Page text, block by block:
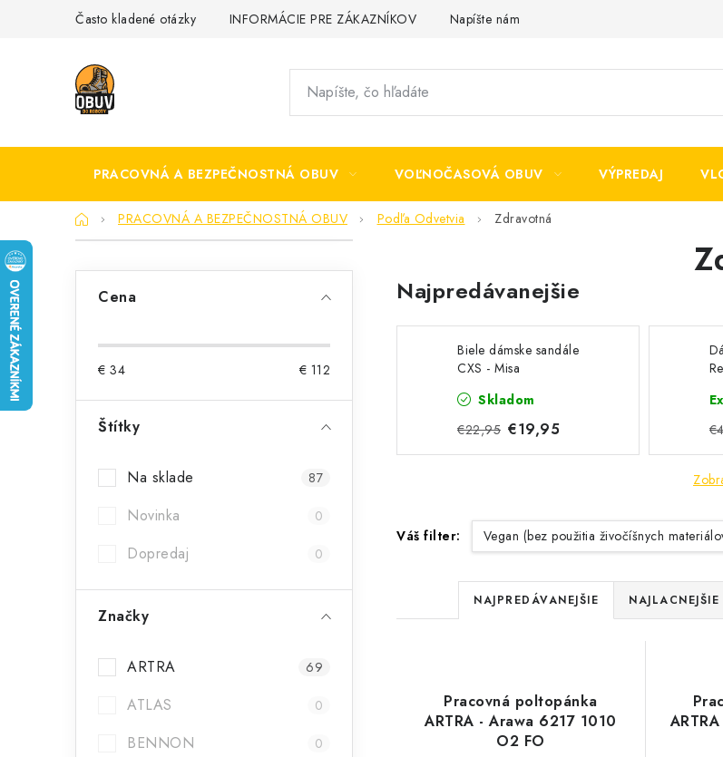
Často kladené otázky INFORMÁCIE PRE ZÁKAZNÍKOV Napíšte nám
PRACOVNÁ A BEZPEČNOSTNÁ OBUV VOĽNOČASOVÁ OBUV VÝPREDAJ
DomovPRACOVNÁ A BEZPEČNOSTNÁ OBUV Podľa Odvetvia Zdravotná
B
ý
Cena
€ 34 € 112
Štítky
Na sklade 87
Novinka 0
Dopredaj 0
Značky
ARTRA 69
ATLAS 0
BENNON 0
Najpredávanejšie
Biele dámske sandále
CXS - Misa
Skladom
€22,95 €19,95
Váš filter: Vegan (bez použitia živočíšnych
R
a
e
n
NAJPREDÁVANEJŠIE NAJLACNEJŠIE
Pracovná poltopánka
ARTRA - Arawa 6217 1010
O2 FO